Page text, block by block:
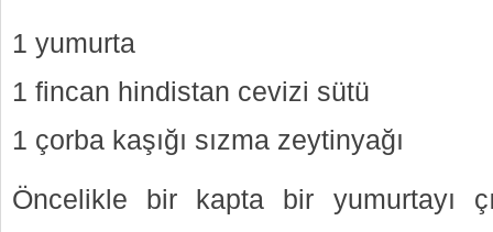
1 yumurta
1 fincan hindistan cevizi sütü
1 çorba kaşığı sızma zeytinyağı
Öncelikle bir kapta bir yumurtayı